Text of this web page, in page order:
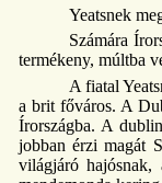
Yeatsnek
Számára
termékeny, múltba
A fiatal
a brit főváros. A
Írországba. A
jobban érzi magát
világjáró